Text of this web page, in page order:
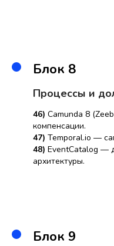
Блок 8
Процессы и
46) Camunda 8
компенсации.
47) Temporal.io —
48) EventCatalog —
архитектуры.
Блок 9